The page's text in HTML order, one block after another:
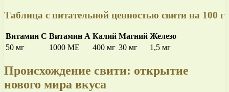
Таблица с питательной ценностью свити на 100 г
Витамин С Витамин А Калий Магний Железо
50 мг
1000 МЕ 400 мг 30 мг 1,5 мг
Происхождение свити: открытие
нового мира вкуса